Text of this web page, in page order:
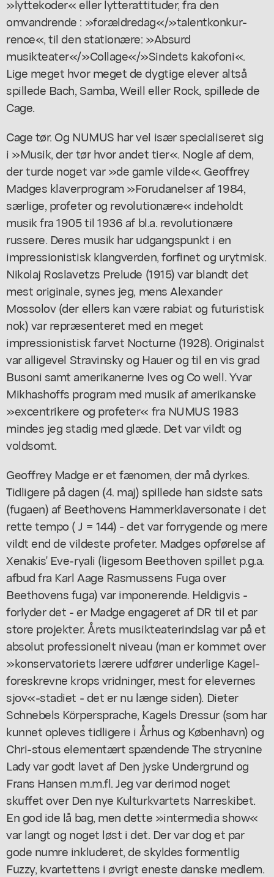
»lyttekoder« eller lytterattituder, fra den
omvandrende : »forældredag«/»talentkonkur-
rence«, til den stationære: »Absurd
musikteater«/»Collage«/»Sindets kakofoni«.
Lige meget hvor meget de dygtige elever altså
spillede Bach, Samba, Weill eller Rock, spillede de
Cage.
Cage tør. Og NUMUS har vel især specialiseret sig
i »Musik, der tør hvor andet tier«. Nogle af dem,
der turde noget var »de gamle vilde«. Geoffrey
Madges klaverprogram »Forudanelser af 1984,
særlige, profeter og revolutionære« indeholdt
musik fra 1905 til 1936 af bl.a. revolutionære
russere. Deres musik har udgangspunkt i en
impressionistisk klangverden, forfinet og urytmisk.
Nikolaj Roslavetzs Prelude (1915) var blandt det
mest originale, synes jeg, mens Alexander
Mossolov (der ellers kan være rabiat og futuristisk
nok) var repræsenteret med en meget
impressionistisk farvet Nocturne (1928). Originalst
var alligevel Stravinsky og Hauer og til en vis grad
Busoni samt amerikanerne Ives og Co well. Yvar
Mikhashoffs program med musik af amerikanske
»excentrikere og profeter« fra NUMUS 1983
mindes jeg stadig med glæde. Det var vildt og
voldsomt.
Geoffrey Madge er et fænomen, der må dyrkes.
Tidligere på dagen (4. maj) spillede han sidste sats
(fugaen) af Beethovens Hammerklaversonate i det
rette tempo ( J = 144) - det var forrygende og mere
vildt end de vildeste profeter. Madges opførelse af
Xenakis' Eve-ryali (ligesom Beethoven spillet p.g.a.
afbud fra Karl Aage Rasmussens Fuga over
Beethovens fuga) var imponerende. Heldigvis -
forlyder det - er Madge engageret af DR til et par
store projekter. Årets musikteaterindslag var på et
absolut professionelt niveau (man er kommet over
»konservatoriets lærere udfører underlige Kagel-
foreskrevne krops vridninger, mest for elevernes
sjov«-stadiet - det er nu længe siden). Dieter
Schnebels Körpersprache, Kagels Dressur (som har
kunnet opleves tidligere i Århus og København) og
Chri-stous elementært spændende The strycnine
Lady var godt lavet af Den jyske Undergrund og
Frans Hansen m.m.fl. Jeg var derimod noget
skuffet over Den nye Kulturkvartets Narreskibet.
En god ide lå bag, men dette »intermedia show«
var langt og noget løst i det. Der var dog et par
gode numre inkluderet, de skyldes formentlig
Fuzzy, kvartettens i øvrigt eneste danske medlem.